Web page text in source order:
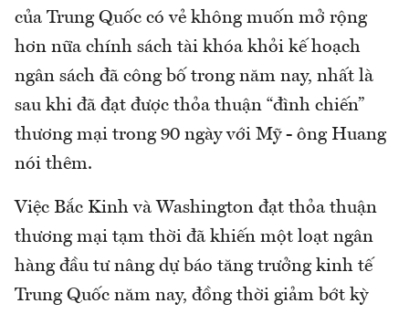
của Trung Quốc có vẻ không muốn mở rộng
hơn nữa chính sách tài khóa khỏi kế hoạch
ngân sách đã công bố trong năm nay, nhất là
sau khi đã đạt được thỏa thuận “đình chiến”
thương mại trong 90 ngày với Mỹ - ông Huang
nói thêm.
Việc Bắc Kinh và Washington đạt thỏa thuận
thương mại tạm thời đã khiến một loạt ngân
hàng đầu tư nâng dự báo tăng trưởng kinh tế
Trung Quốc năm nay, đồng thời giảm bớt kỳ